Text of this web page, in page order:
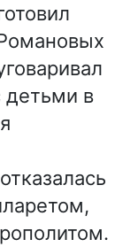
детьми в